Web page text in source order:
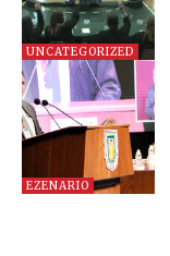
UNCATEGORIZED
EZENARIO